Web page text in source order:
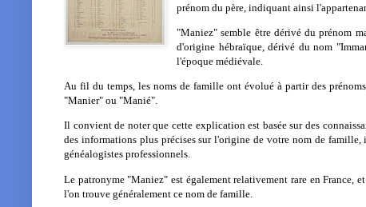
prénom du père, indiquant ainsi
"Maniez" semble être dérivé du prénom
d'origine hébraïque, dérivé du nom
l'époque médiévale.
Au fil du temps, les noms de famille ont évolué à partir des
"Manier" ou "Manié".
Il convient de noter que cette explication est basée sur des
des informations plus précises sur l'origine de votre nom de
généalogistes professionnels.
Le patronyme "Maniez" est également relativement rare en France,
l'on trouve généralement ce nom de famille.